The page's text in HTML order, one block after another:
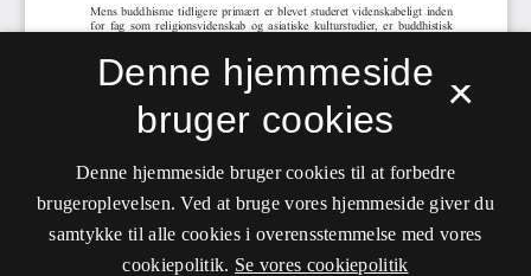
×
Denne hjemmeside
bruger cookies
Denne hjemmeside bruger cookies til at forbedre
brugeroplevelsen. Ved at bruge vores hjemmeside giver du
samtykke til alle cookies i overensstemmelse med vores
cookiepolitik. Se vores cookiepolitik